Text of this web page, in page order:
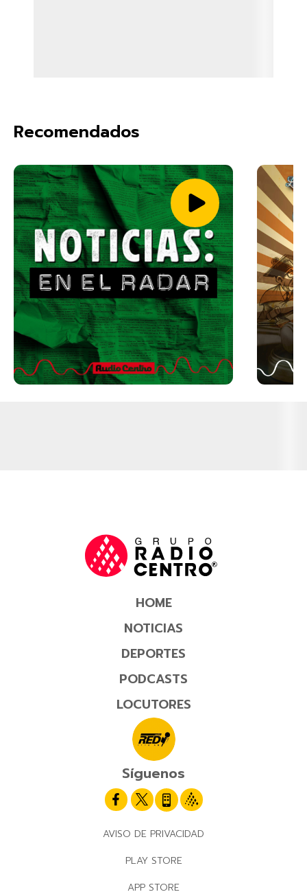
Recomendados
HOME
NOTICIAS
DEPORTES
PODCASTS
LOCUTORES
Síguenos
AVISO DE PRIVACIDAD
PLAY STORE
APP STORE